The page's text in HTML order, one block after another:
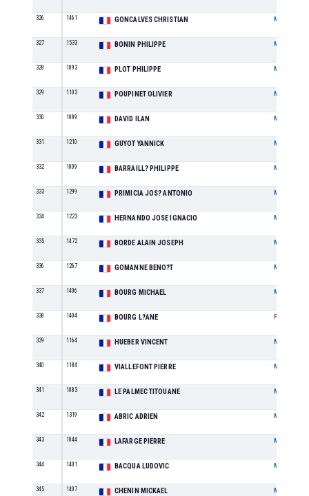
326 1461 GONCALVES CHRISTIAN M
327 1533 BONIN PHILIPPE M
328 1093 PLOT PHILIPPE M
329 1103 POUPINET OLIVIER M
330 1089 DAVID ILAN M
331 1210 GUYOT YANNICK M
332 1009 BARRAILL? PHILIPPE M
333 1299 PRIMICIA JOS? ANTONIO M
334 1223 HERNANDO JOSE IGNACIO M
335 1472 BORDE ALAIN JOSEPH M
336 1267 GOMANNE BENO?T M
337 1406 BOURG MICHAEL M
338 1404 BOURG L?ANE F
339 1164 HUEBER VINCENT M
340 1184 VIALLEFONT PIERRE M
341 1083 LE PALMEC TITOUANE M
342 1319 ABRIC ADRIEN M
343 1044 LAFARGE PIERRE M
344 1401 BACQUA LUDOVIC M
345 1407 CHENIN MICKAEL M